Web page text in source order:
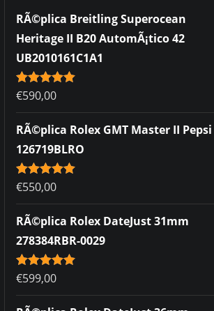
RÃ©plica Breitling Superocean
Heritage II B20 AutomÃ¡tico 42
UB2010161C1A1
Rated5.00
out of 5
€590,00
RÃ©plica Rolex GMT Master II Pepsi
126719BLRO
Rated5.00
out of 5
€550,00
RÃ©plica Rolex DateJust 31mm
278384RBR-0029
Rated5.00
out of 5
€599,00